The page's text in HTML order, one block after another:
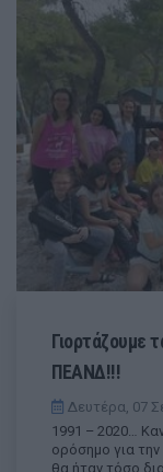
Γιορτάζουμε
ΠΕΑΝΔ!!!
Δευτέρα, 07
1991 – 2020…
ορόσημο για
θα ήταν τόσο